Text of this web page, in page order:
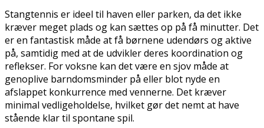
Stangtennis er ideel til haven eller parken, da det ikke
kræver meget plads og kan sættes op på få minutter. Det
er en fantastisk måde at få børnene udendørs og aktive
på, samtidig med at de udvikler deres koordination og
reflekser. For voksne kan det være en sjov måde at
genoplive barndomsminder på eller blot nyde en
afslappet konkurrence med vennerne. Det kræver
minimal vedligeholdelse, hvilket gør det nemt at have
stående klar til spontane spil.